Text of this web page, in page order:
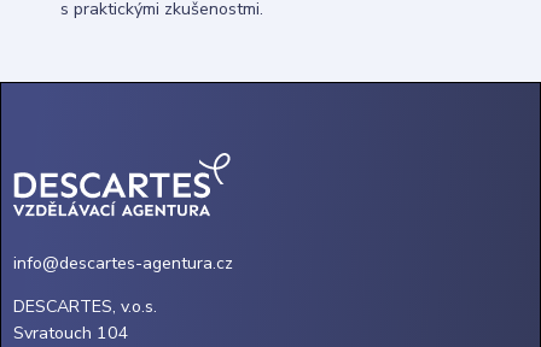
s praktickými zkušenostmi.
info@descartes-agentura.cz
DESCARTES, v.o.s.
Svratouch 104